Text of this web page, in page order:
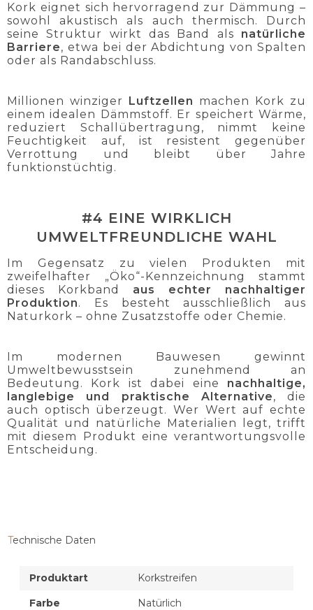
Kork eignet sich hervorragend zur Dämmung –
sowohl akustisch als auch thermisch. Durch
seine Struktur wirkt das Band als natürliche
Barriere, etwa bei der Abdichtung von Spalten
oder als Randabschluss.
Millionen winziger Luftzellen machen Kork zu
einem idealen Dämmstoff. Er speichert Wärme,
reduziert Schallübertragung, nimmt keine
Feuchtigkeit auf, ist resistent gegenüber
Verrottung und bleibt über Jahre
funktionstüchtig.
#4 EINE WIRKLICH
UMWELTFREUNDLICHE WAHL
Im Gegensatz zu vielen Produkten mit
zweifelhafter „Öko“-Kennzeichnung stammt
dieses Korkband aus echter nachhaltiger
Produktion. Es besteht ausschließlich aus
Naturkork – ohne Zusatzstoffe oder Chemie.
Im modernen Bauwesen gewinnt
Umweltbewusstsein zunehmend an
Bedeutung. Kork ist dabei eine nachhaltige,
langlebige und praktische Alternative, die
auch optisch überzeugt. Wer Wert auf echte
Qualität und natürliche Materialien legt, trifft
mit diesem Produkt eine verantwortungsvolle
Entscheidung.
Technische Daten
Produktart
Korkstreifen
Farbe
Natürlich